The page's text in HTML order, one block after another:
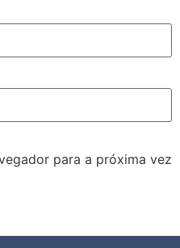
para a próxima vez